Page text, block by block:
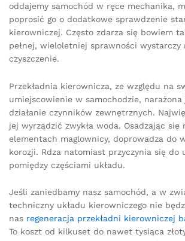
oddajemy samochód w ręce mechanika,
poprosić go o dodatkowe sprawdzenie
kierowniczej. Często zdarza się bowiem
pełnej, wieloletniej sprawności wystarczy
czyszczenie.
Przekładnia kierownicza, ze względu na
umiejscowienie w samochodzie,
działanie czynników zewnętrznych.
jej wyrządzić zwykła woda. Osadzając się
elementach maglownicy, doprowadza do
korozji. Rdza natomiast przyczynia się do
pomiędzy częściami układu.
Jeśli zaniedbamy nasz samochód, a w
techniczny układu kierowniczego nie
nas regeneracja przekładni kierowniczej
To koszt od kilkuset do nawet tysiąca